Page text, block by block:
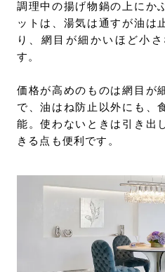
調理中の揚げ物鍋の上にか
ットは、湯気は通すが油は
り、網目が細かいほど小
す。
価格が高めのものは網目が
で、油はね防止以外にも、
能。使わないときは引き出
きる点も便利です。